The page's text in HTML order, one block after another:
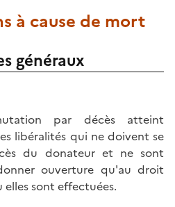
à cause de mort
généraux
par décès atteint
libéralités qui ne doivent se
du donateur et ne sont
ouverture qu'au droit
sont effectuées.